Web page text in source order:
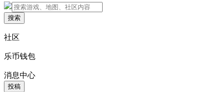
搜索
社区
乐币钱包
消息中心
投稿